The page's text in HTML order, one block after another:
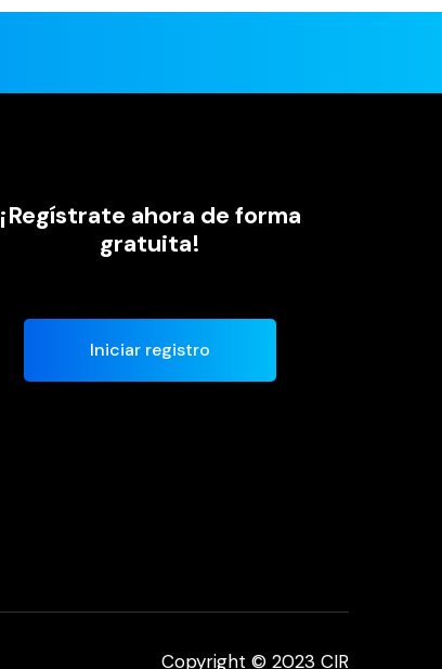
¡Regístrate ahora de forma
gratuita!
Iniciar registro
Copyright © 2023 CIR